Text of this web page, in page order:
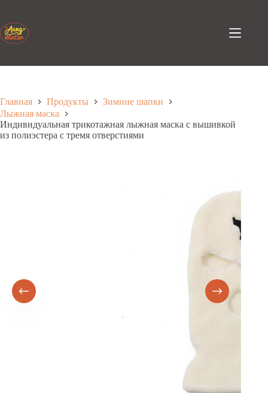
содержанию
Главная Продукты
Зимние шапки
Лыжная маска
Индивидуальная трикотажная лыжная маска с вышивкой
из полиэстера с тремя отверстиями